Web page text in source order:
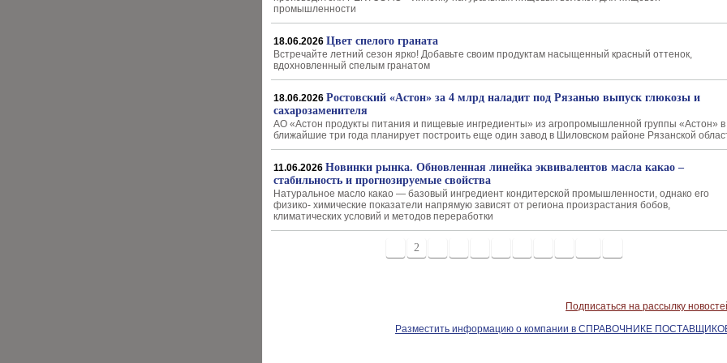
промышленности
18.06.2026 Цвет спелого граната
Встречайте летний сезон ярко! Добавьте своим продуктам насыщенный красный оттенок,
вдохновленный спелым гранатом
18.06.2026 Ростовский «Астон» за 4 млрд наладит под Рязанью выпуск глюкозы и
сахарозаменителя
АО «Астон продукты питания и пищевые ингредиенты» из агропромышленной группы «Астон» в
ближайшие три года планирует построить еще один завод в Шиловском районе Рязанской
11.06.2026 Новинки рынка. Обновленная линейка эквивалентов масла какао –
стабильность и прогнозируемые свойства
Натуральное масло какао — базовый ингредиент кондитерской промышленности, однако его
физико- химические показатели напрямую зависят от региона произрастания бобов,
климатических условий и методов переработки
2
Подписаться на рассылку
Разместить информацию о компании в СПРАВОЧНИКЕ